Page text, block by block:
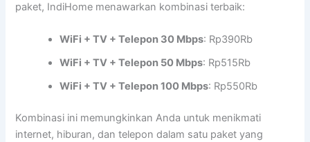
paket, IndiHome menawarkan kombinasi terbaik:
WiFi + TV + Telepon 30 Mbps: Rp390Rb
WiFi + TV + Telepon 50 Mbps: Rp515Rb
WiFi + TV + Telepon 100 Mbps: Rp550Rb
Kombinasi ini memungkinkan Anda untuk menikmati
internet, hiburan, dan telepon dalam satu paket yang